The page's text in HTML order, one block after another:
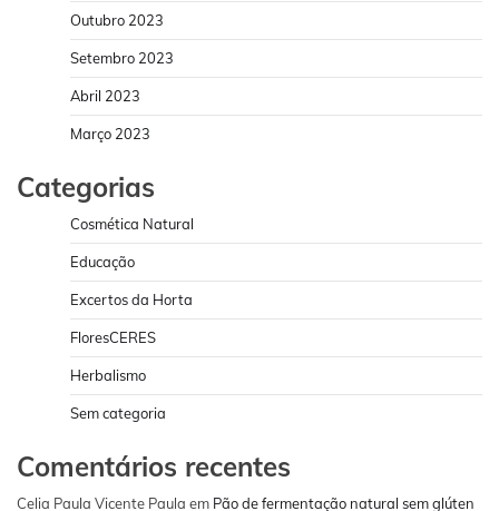
Outubro 2023
Setembro 2023
Abril 2023
Março 2023
Categorias
Cosmética Natural
Educação
Excertos da Horta
FloresCERES
Herbalismo
Sem categoria
Comentários recentes
Celia Paula Vicente Paula em Pão de fermentação natural sem glúten